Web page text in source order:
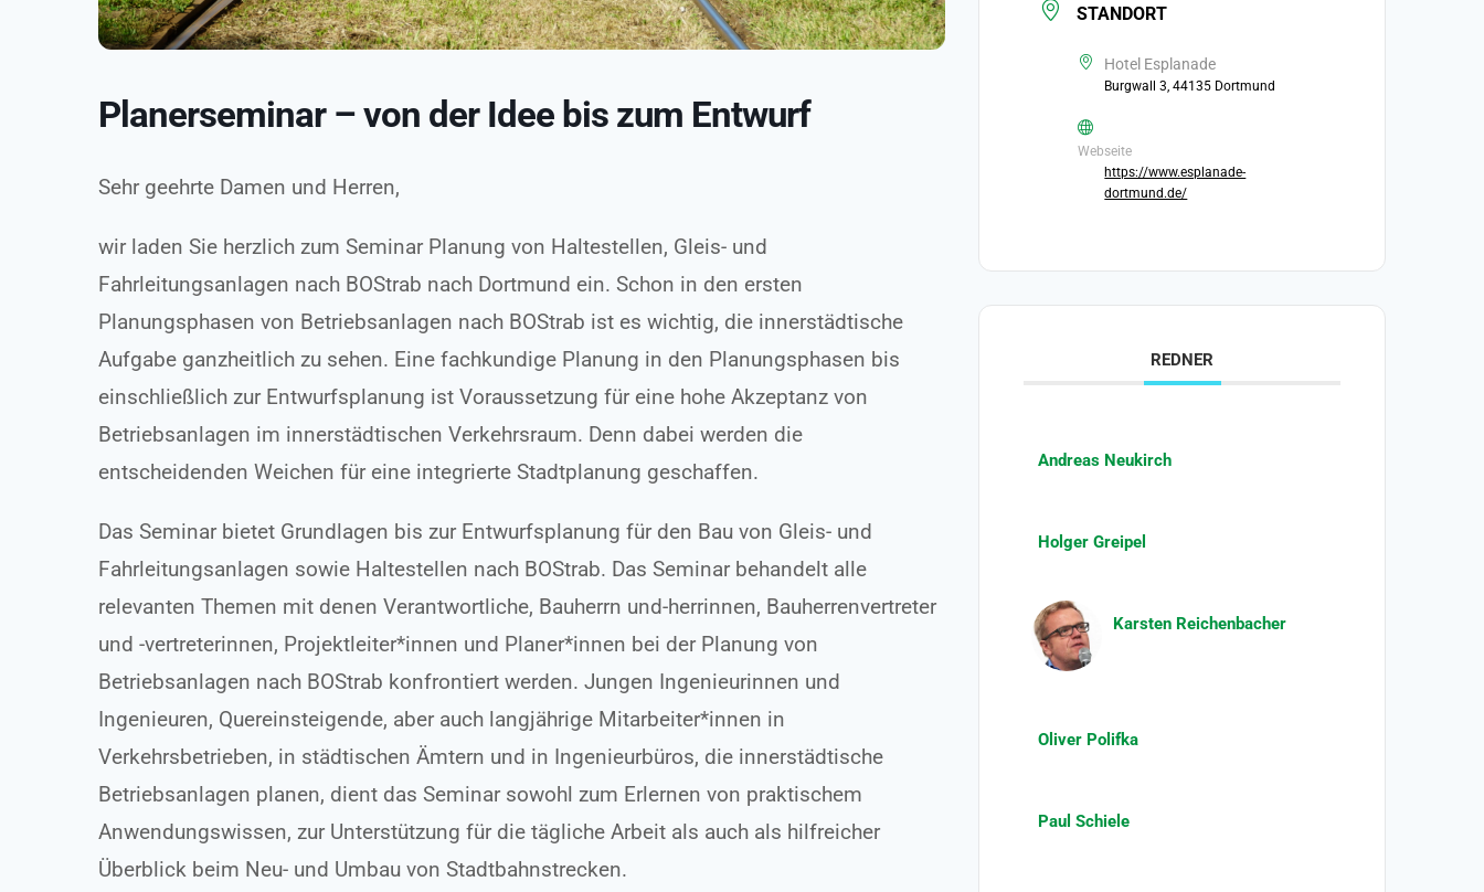
Planerseminar – von der Idee bis zum Entwurf
Sehr geehrte Damen und Herren,
wir laden Sie herzlich zum Seminar Planung von Haltestellen, Gleis- und
Fahrleitungsanlagen nach BOStrab nach Dortmund ein. Schon in den ersten
Planungsphasen von Betriebsanlagen nach BOStrab ist es wichtig, die innerstädtische
Aufgabe ganzheitlich zu sehen. Eine fachkundige Planung in den Planungsphasen bis
einschließlich zur Entwurfsplanung ist Voraussetzung für eine hohe Akzeptanz von
Betriebsanlagen im innerstädtischen Verkehrsraum. Denn dabei werden die
entscheidenden Weichen für eine integrierte Stadtplanung geschaffen.
Das Seminar bietet Grundlagen bis zur Entwurfsplanung für den Bau von Gleis- und
Fahrleitungsanlagen sowie Haltestellen nach BOStrab. Das Seminar behandelt alle
relevanten Themen mit denen Verantwortliche, Bauherrn und-herrinnen, Bauherrenvertreter
und -vertreterinnen, Projektleiter*innen und Planer*innen bei der Planung von
Betriebsanlagen nach BOStrab konfrontiert werden. Jungen Ingenieurinnen und
Ingenieuren, Quereinsteigende, aber auch langjährige Mitarbeiter*innen in
Verkehrsbetrieben, in städtischen Ämtern und in Ingenieurbüros, die innerstädtische
Betriebsanlagen planen, dient das Seminar sowohl zum Erlernen von praktischem
Anwendungswissen, zur Unterstützung für die tägliche Arbeit als auch als hilfreicher
Überblick beim Neu- und Umbau von Stadtbahnstrecken.
STANDORT
Hotel Esplanade
Burgwall 3, 44135 Dortmund
Webseite
https://www.esplanade-
dortmund.de/
REDNER
Andreas Neukirch
Holger Greipel
Karsten Reichenbacher
Oliver Polifka
Paul Schiele